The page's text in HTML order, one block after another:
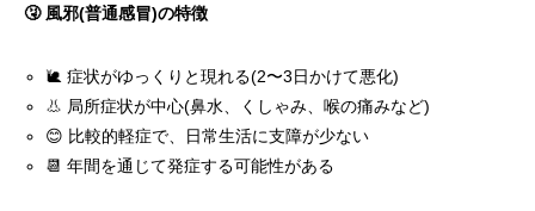
🤧 風邪(普通感冒)の特徴
🐌 症状がゆっくりと現れる(2〜3日かけて悪化)
👃 局所症状が中心(鼻水、くしゃみ、喉の痛みなど)
😊 比較的軽症で、日常生活に支障が少ない
📆 年間を通じて発症する可能性がある